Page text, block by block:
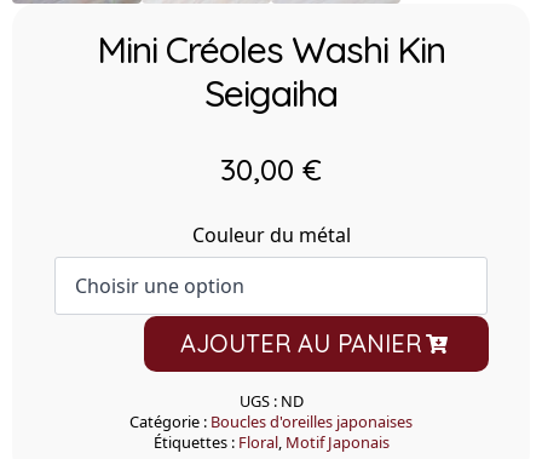
Mini Créoles Washi Kin
Seigaiha
30,00 €
Couleur du métal
AJOUTER AU PANIER
UGS : ND
Catégorie : Boucles d'oreilles japonaises
Étiquettes : Floral, Motif Japonais